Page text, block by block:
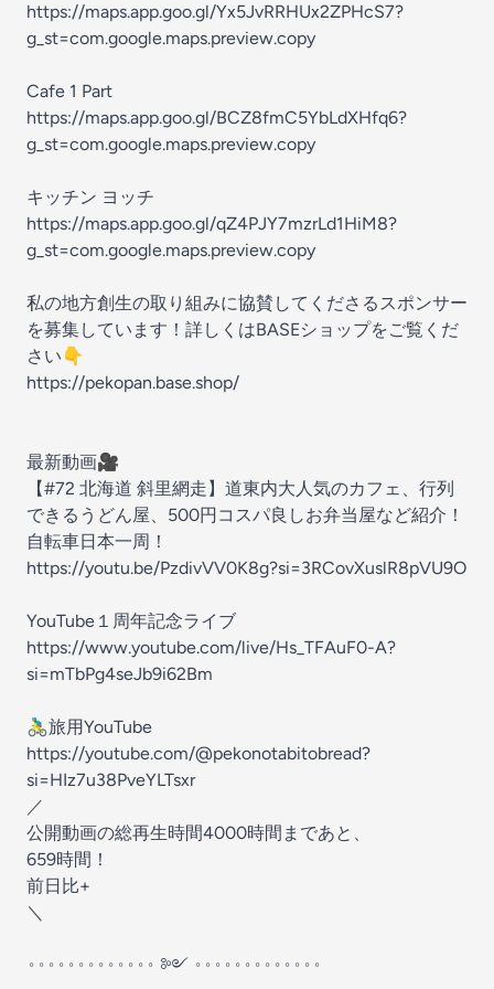
https://maps.app.goo.gl/Yx5JvRRHUx2ZPHcS7?
g_st=com.google.maps.preview.copy
Cafe 1 Part
https://maps.app.goo.gl/BCZ8fmC5YbLdXHfq6?
g_st=com.google.maps.preview.copy
キッチン ヨッチ
https://maps.app.goo.gl/qZ4PJY7mzrLd1HiM8?
g_st=com.google.maps.preview.copy
私の地方創生の取り組みに協賛してくださるスポンサー
を募集しています！詳しくはBASEショップをご覧くだ
さい👇
https://pekopan.base.shop/
最新動画🎥
【#72 北海道 斜里網走】道東内大人気のカフェ、行列
できるうどん屋、500円コスパ良しお弁当屋など紹介！
自転車日本一周！
https://youtu.be/PzdivVV0K8g?si=3RCovXuslR8pVU9O
YouTube１周年記念ライブ
https://www.youtube.com/live/Hs_TFAuF0-A?
si=mTbPg4seJb9i62Bm
🚴‍♂️旅用YouTube
https://youtube.com/@pekonotabitobread?
si=HIz7u38PveYLTsxr
／
公開動画の総再生時間4000時間まであと、
659時間！
前日比+
＼
𐬹𐬹𐬹𐬹𐬹𐬹𐬹𐬹𐬹𐬹𐬹𐬹𐬹 ༻ 𐬹𐬹𐬹𐬹𐬹𐬹𐬹𐬹𐬹𐬹𐬹𐬹𐬹